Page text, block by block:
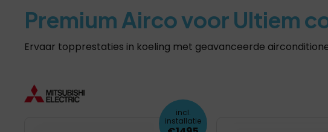
Premium Airco voor Ultiem
Ervaar topprestaties in koeling met geavanceerde
incl.
installatie